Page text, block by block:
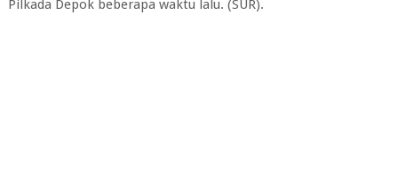
Pilkada Depok beberapa waktu lalu. (SUR).